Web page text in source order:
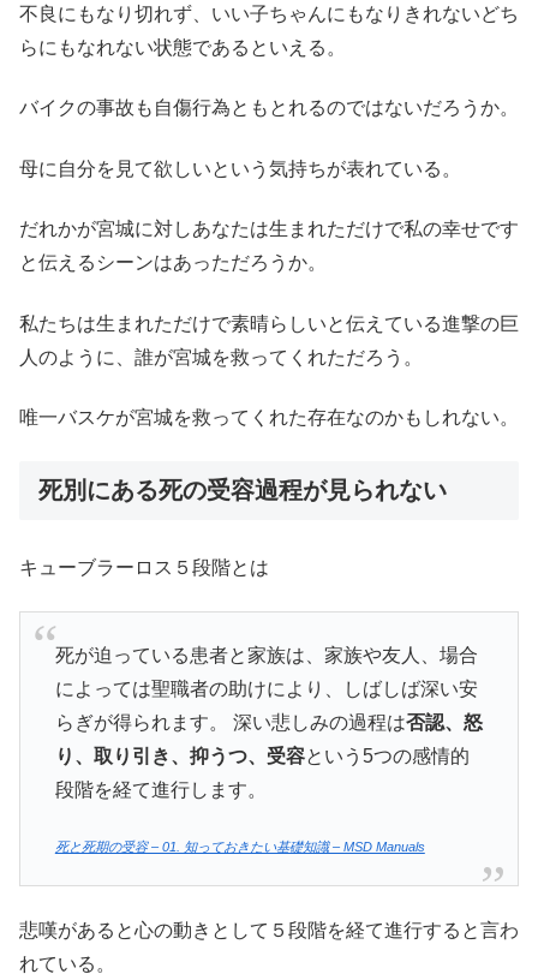
不良にもなり切れず、いい子ちゃんにもなりきれないどち
らにもなれない状態であるといえる。
バイクの事故も自傷行為ともとれるのではないだろうか。
母に自分を見て欲しいという気持ちが表れている。
だれかが宮城に対しあなたは生まれただけで私の幸せです
と伝えるシーンはあっただろうか。
私たちは生まれただけで素晴らしいと伝えている進撃の巨
人のように、誰が宮城を救ってくれただろう。
唯一バスケが宮城を救ってくれた存在なのかもしれない。
死別にある死の受容過程が見られない
キューブラーロス５段階とは
死が迫っている患者と家族は、家族や友人、場合
によっては聖職者の助けにより、しばしば深い安
らぎが得られます。 深い悲しみの過程は否認、怒
り、取り引き、抑うつ、受容という5つの感情的
段階を経て進行します。
死と死期の受容 – 01. 知っておきたい基礎知識 – MSD Manuals
悲嘆があると心の動きとして５段階を経て進行すると言わ
れている。